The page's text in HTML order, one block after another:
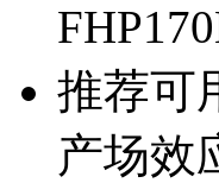
推荐可
产场效